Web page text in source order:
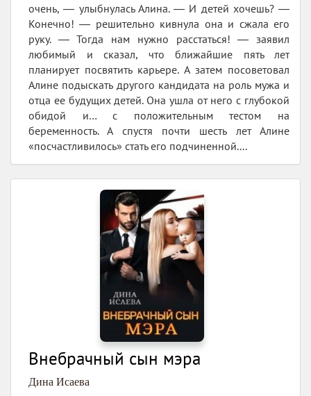
очень, ― улыбнулась Алина. ― И детей хочешь? ―
Конечно! ― решительно кивнула она и сжала его
руку. ― Тогда нам нужно расстаться! ― заявил
любимый и сказал, что ближайшие пять лет
планирует посвятить карьере. А затем посоветовал
Алине подыскать другого кандидата на роль мужа и
отца ее будущих детей. Она ушла от него с глубокой
обидой и… с положительным тестом на
беременность. А спустя почти шесть лет Алине
«посчастливилось» стать его подчиненной....
Внебрачный сын мэра
Дина Исаева